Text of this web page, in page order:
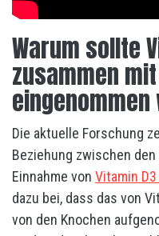
Warum sollte
zusammen
Die aktuelle Forschung
Beziehung zwischen den
Einnahme von Vitamin
dazu bei, dass das von
von den Knochen